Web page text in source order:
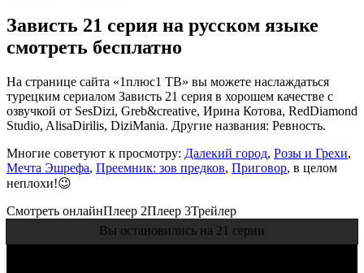
Зависть 21 серия на русском языке
смотреть бесплатно
На странице сайта «1плюс1 ТВ» вы можете наслаждаться
турецким сериалом Зависть 21 серия в хорошем качестве с
озвучкой от SesDizi, Greb&creative, Ирина Котова, RedDiamond
Studio, AlisaDirilis, DiziMania. Другие названия: Ревность.
Многие советуют к просмотру: Далекий город, Розы и Грехи,
Мечта Эшрефа, Преемник: зов предков, Приговор, в целом
неплохи!😉
Смотреть онлайнПлеер 2Плеер 3Трейлер
Вы остановились на 21 серии